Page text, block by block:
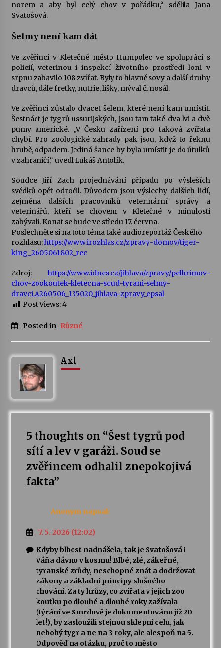
norem a aby byl celý chov v pořádku,“ sdělila Jana
Svatošová.
Šelmy není kam dát
Ve zvěřinci v Kletečné město Humpolec ve spolupráci s
policií, veterinou i inspekcí životního prostředí loni v
srpnu zabavilo 108 zvířat. Byly to hlavně sovy a další druhy
dravců, dále fretky, nutrie, lišky, mýval či nosál.
Ve zvěřinci zůstalo dvacet šelem, které není kam umístit.
Šestnáct je tygrů ussurijských, jsou tam také dva lvi a dvě
pumy americké. „V Česku zařízení pro taková zvířata
chybí. Pro zoologické zahrady pak jsou, když to řeknu
hrubě, odpadem. Jediná šance by byla umístit je do útulků
v zahraničí,“ uvedl Lukáš Antolík.
Soudce Jiří Zach projednávání případu po výsleších
svědků opět odročil. Důvodem jsou výslechy dalších lidí,
zejména dalších pracovníků veterinární správy a
veterinářů, kteří se chovem v Kletečné v minulosti
zabývali. Konat se bude ve středu 17. června.
Poslechněte si na toto téma také audioreportáž Českého
rozhlasu:https://www.irozhlas.cz/zpravy-domov/tiger-
king_2605061802_rec
Zdroj: https://www.idnes.cz/jihlava/zpravy/pelhrimov-
chov-zookoutek-kletecna-soud-tyrani-selmy-
dravci.A260506_135020_jihlava-zpravy_epsal
Post Views:4
Posted in Různé
Axl
5 thoughts on “Šest tygrů pod
sítí a lev v garáži. Soud se
zvěřincem odhalil znepokojivá
fakta”
Anonym napsal:
7. 5. 2026 (12:02)
Kdyby blbost nadnášela, tak je Svatošová i
Váňa dávno v kosmu! Blbé, zlé, zákeřné,
tyranské zrůdy, neschopné znát a dodržovat
zákony a základní principy slušného
chování. Za ty hrůzy, co zvířata v jejich zoo
koutku po dlouhé a dlouhé roky zažívala
(týrání ve Smrdově je dokumentováno již 20
let!), by zasloužili stejnou sklepní celu, jak
nebohý tygr a ne na 3 roky, ale alespoň na 5.
Odpověď na otázku, proč to město